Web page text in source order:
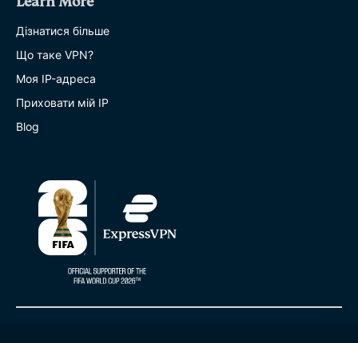
Дізнатися більше
Що таке VPN?
Моя IP-адреса
Приховати мій IP
Blog